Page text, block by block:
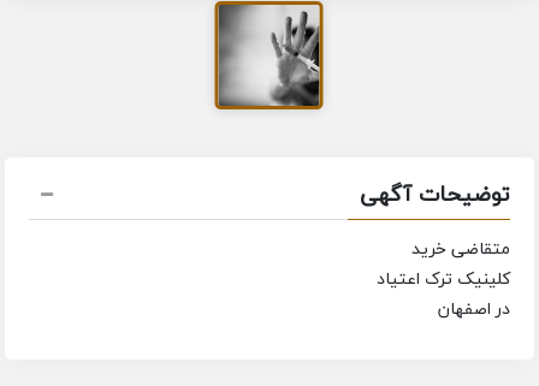
توضیحات آگهی
متقاضی خرید
کلینیک ترک اعتیاد
در اصفهان